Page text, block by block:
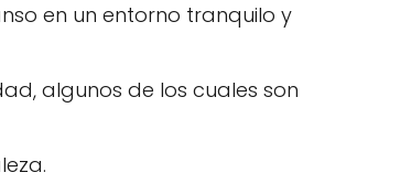
en un entorno tranquilo y
algunos de los cuales son